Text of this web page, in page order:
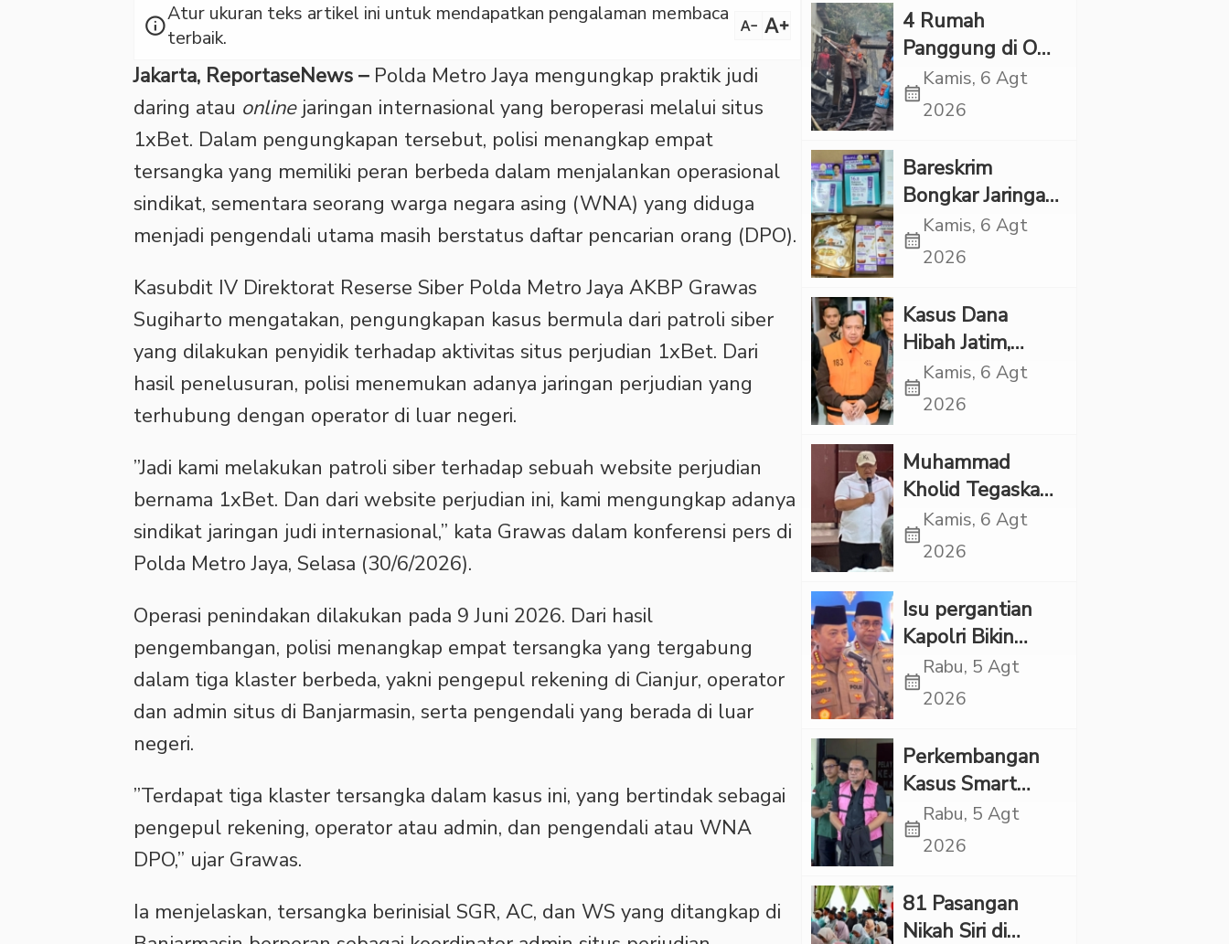
infoAtur ukuran teks artikel ini untuk mendapatkan pengalaman membaca
terbaik.
text_decrease text_increase
Jakarta, ReportaseNews –Polda Metro Jaya mengungkap praktik judi
daring atau onlinejaringan internasional yang beroperasi melalui situs
1xBet. Dalam pengungkapan tersebut, polisi menangkap empat
tersangka yang memiliki peran berbeda dalam menjalankan operasional
sindikat, sementara seorang warga negara asing (WNA) yang diduga
menjadi pengendali utama masih berstatus daftar pencarian orang (DPO).
‎Kasubdit IV Direktorat Reserse Siber Polda Metro Jaya AKBP Grawas
Sugiharto mengatakan, pengungkapan kasus bermula dari patroli siber
yang dilakukan penyidik terhadap aktivitas situs perjudian 1xBet. Dari
hasil penelusuran, polisi menemukan adanya jaringan perjudian yang
terhubung dengan operator di luar negeri.
‎”Jadi kami melakukan patroli siber terhadap sebuah website perjudian
bernama 1xBet. Dan dari website perjudian ini, kami mengungkap adanya
sindikat jaringan judi internasional,” kata Grawas dalam konferensi pers di
Polda Metro Jaya, Selasa (30/6/2026).
‎Operasi penindakan dilakukan pada 9 Juni 2026. Dari hasil
pengembangan, polisi menangkap empat tersangka yang tergabung
dalam tiga klaster berbeda, yakni pengepul rekening di Cianjur, operator
dan admin situs di Banjarmasin, serta pengendali yang berada di luar
negeri.
‎”Terdapat tiga klaster tersangka dalam kasus ini, yang bertindak sebagai
pengepul rekening, operator atau admin, dan pengendali atau WNA
DPO,” ujar Grawas.
‎Ia menjelaskan, tersangka berinisial SGR, AC, dan WS yang ditangkap di
‎4 Rumah
Panggung di OKI
Ludes Terbakar,
Kerugian Capai
calendar_month
Kamis, 6 Agt
2026
Bareskrim
Bongkar Jaringan
Etomidate dari
Thailand, 4
calendar_month
Kamis, 6 Agt
2026
Kasus Dana
Hibah Jatim,
Siliwangi: Partai
Punya Tanggung
calendar_month
Kamis, 6 Agt
2026
Muhammad
Kholid Tegaskan
Propaganda
LGBT Harus
Minta Negara
Melindungi
Korban
calendar_month
Kamis, 6 Agt
2026
Isu pergantian
Kapolri Bikin
Panas, JMP Puji
Respons Jenderal
“Adem”
calendar_month
Rabu, 5 Agt
2026
Perkembangan
Kasus Smart
Village, Jaksa
Kembali Periksa
calendar_month
Rabu, 5 Agt
2026
81 Pasangan
Nikah Siri di